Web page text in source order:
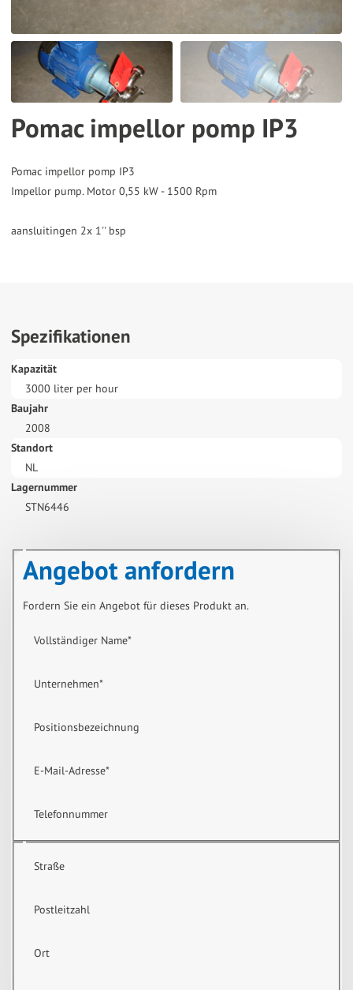
Touch
device
can
use
swipe
Pomac impellor pomp IP3
Pomac impellor pomp IP3
Impellor pump. Motor 0,55 kW - 1500 Rpm
Spezifikationen
Kapazität
3000 liter per hour
Baujahr
2008
Standort
NL
Lagernummer
STN6446
Angebot anfordern
Fordern Sie ein Angebot für dieses Produkt an.
Vollständiger Name*
Unternehmen*
Positionsbezeichnung
E-Mail-Adresse*
Telefonnummer
Straße
Postleitzahl
Ort